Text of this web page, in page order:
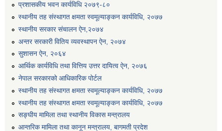
प्रशासकीय भवन कार्यविधि २०७९-८०
स्थानीय तह संस्थागत क्षमता स्वमूल्याङ्कन कार्यविधि, २०७७
स्थानीय सरकार संचालन ऐन,२०७४
अन्तर सरकारी वितिय व्यवस्थापन ऐन, २०७४
सुशासन ऐन, २०६४
आर्थिक कार्यविधि तथा वित्तिय उत्तर दायित्व ऐन, २०७६
नेपाल सरकारको आधिकारिक पोर्टल
स्थानीय तह संस्थागत क्षमता स्वमूल्याङ्कन कार्यविधि, २०७७
स्थानीय तह संस्थागत क्षमता स्वमूल्याङ्कन कार्यविधि, २०७७
सङ्घीय मामिला तथा स्थानीय विकास मन्त्रालय
आन्तरिक मामिला तथा कानून मन्त्रालय, बागमती प्रदेश